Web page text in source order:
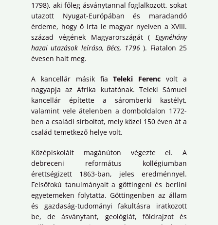
1798), aki főleg ásványtannal foglalkozott, sokat
utazott Nyugat-Európában és maradandó
érdeme, hogy ő írta le magyar nyelven a XVIII.
század végének Magyarországát ( Egynéhány
hazai utazások leírása, Bécs, 1796). Fiatalon 25
évesen halt meg.
A kancellár másik fiaTeleki Ferencvolt a
nagyapja az Afrika kutatónak. Teleki Sámuel
kancellár építette a sáromberki kastélyt,
valamint vele átelenben a domboldalon 1772-
ben a családi sírboltot, mely közel 150 éven át a
család temetkező helye volt.
Középiskoláit magánúton végezte el. A
debreceni református kollégiumban
érettségizett 1863-ban, jeles eredménnyel.
Felsőfokú tanulmányait a göttingeni és berlini
egyetemeken folytatta. Göttingenben az állam
és gazdaság-tudományi fakultásra iratkozott
be, de ásványtant, geológiát, földrajzot és